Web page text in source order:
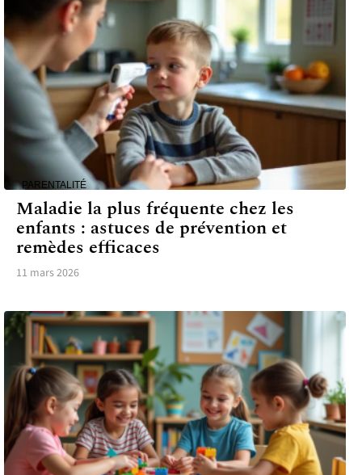
PARENTALITÉ
Maladie la plus fréquente chez les
enfants : astuces de prévention et
remèdes efficaces
11 mars 2026